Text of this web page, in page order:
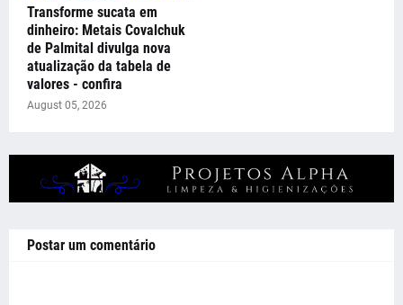
Transforme sucata em
dinheiro: Metais Covalchuk
de Palmital divulga nova
atualização da tabela de
valores - confira
August 05, 2026
Postar um comentário